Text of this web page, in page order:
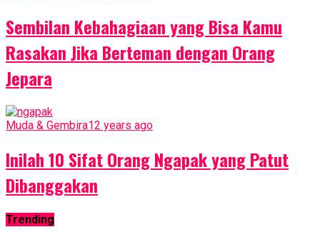
Sembilan Kebahagiaan yang Bisa Kamu
Rasakan Jika Berteman dengan Orang
Jepara
Muda & Gembira12 years ago
Inilah 10 Sifat Orang Ngapak yang Patut
Dibanggakan
Trending